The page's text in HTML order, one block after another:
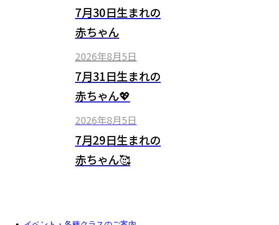
7月30日生まれの
赤ちゃん
2026年8月5日
7月31日生まれの
赤ちゃん💖
2026年8月5日
7月29日生まれの
赤ちゃん🥰